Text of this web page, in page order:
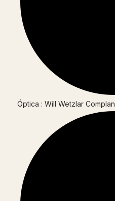
Óptica : Will Wetzlar Complan